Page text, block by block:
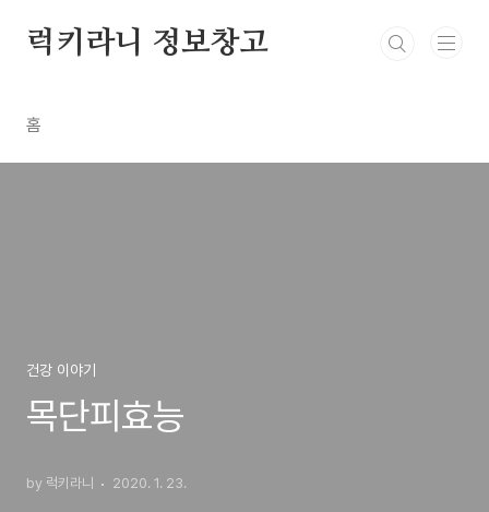
럭키라니 정보창고
홈
건강 이야기
목단피효능
by 럭키라니 2020. 1. 23.